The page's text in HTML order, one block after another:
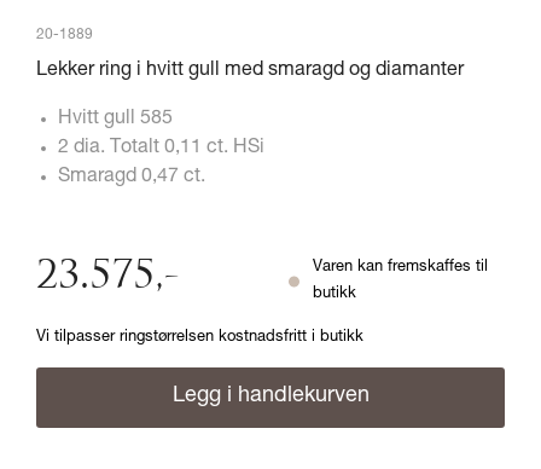
20-1889
Lekker ring i hvitt gull med smaragd og diamanter
Hvitt gull 585
2 dia. Totalt 0,11 ct. HSi
Smaragd 0,47 ct.
23.575,-
Varen kan fremskaffes til
butikk
Vi tilpasser ringstørrelsen kostnadsfritt i butikk
Legg i handlekurven